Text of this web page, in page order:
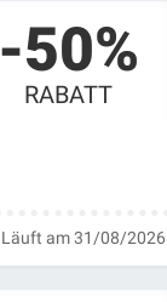
-50%
RABATT
Läuft am 31/08/2026